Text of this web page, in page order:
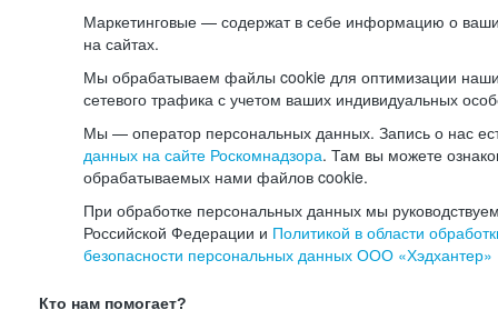
Маркетинговые — содержат в себе информацию о
на сайтах.
Мы обрабатываем файлы cookie для оптимизации
сетевого трафика с учетом ваших индивидуальных
Мы — оператор персональных данных. Запись о нас
данных на сайте Роскомнадзора. Там вы можете
обрабатываемых нами файлов cookie.
При обработке персональных данных мы
Российской Федерации и Политикой в области
безопасности персональных данных ООО «Хэдхантер»
Кто нам помогает?